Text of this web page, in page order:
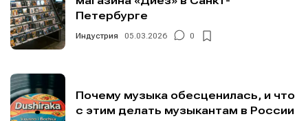
Петербурге
Индустрия 05.03.2026 0
Почему музыка обесценилась, и что
с этим делать музыкантам в России